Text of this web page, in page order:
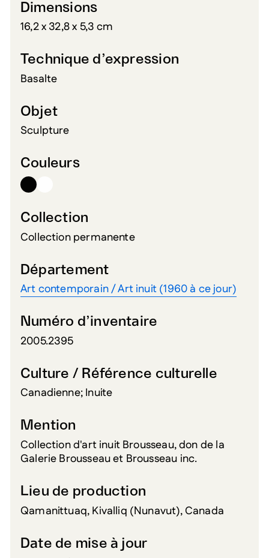
Dimensions
16,2 x 32,8 x 5,3 cm
Technique d’expression
Basalte
Objet
Sculpture
Couleurs
Collection
Collection permanente
Département
Art contemporain / Art inuit (1960 à ce jour)
Numéro d’inventaire
2005.2395
Culture / Référence culturelle
Canadienne; Inuite
Mention
Collection d'art inuit Brousseau, don de la
Galerie Brousseau et Brousseau inc.
Lieu de production
Qamanittuaq, Kivalliq (Nunavut), Canada
Date de mise à jour